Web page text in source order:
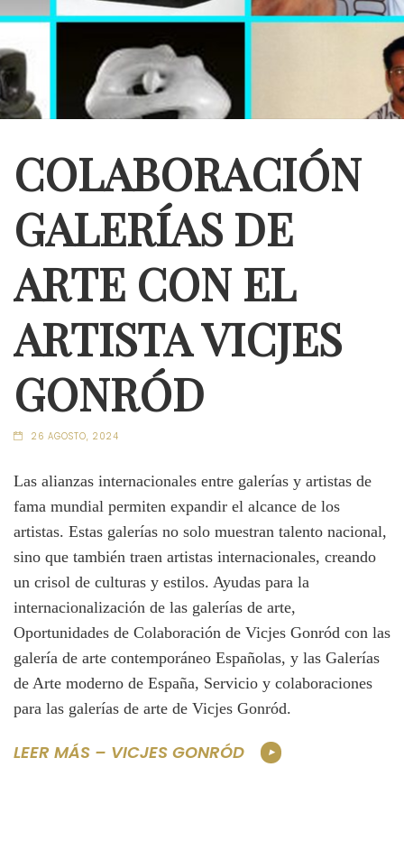
COLABORACIÓN
GALERÍAS DE
ARTE CON EL
ARTISTA VICJES
GONRÓD
26 AGOSTO, 2024
Las alianzas internacionales entre galerías y artistas de
fama mundial permiten expandir el alcance de los
artistas. Estas galerías no solo muestran talento nacional,
sino que también traen artistas internacionales, creando
un crisol de culturas y estilos. Ayudas para la
internacionalización de las galerías de arte,
Oportunidades de Colaboración de Vicjes Gonród con las
galería de arte contemporáneo Españolas, y las Galerías
de Arte moderno de España, Servicio y colaboraciones
para las galerías de arte de Vicjes Gonród.
LEER MÁS – VICJES GONRÓD